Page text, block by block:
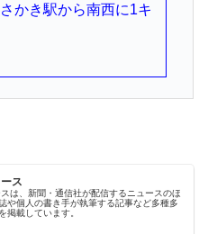
かき駅から南西に1キ
ス
は、新聞・通信社が配信するニュースのほ
や個人の書き手が執筆する記事など多種多
掲載しています。